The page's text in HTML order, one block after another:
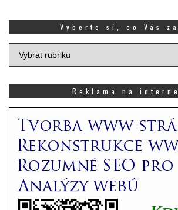
Vyberte si, co Vás
Vyberte
si,
zajímá
Reklama na